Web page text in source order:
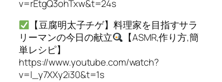
v=rEtgQ3ohTxw&t=24s
【豆腐明太子チゲ】料理家を目指すサラ
リーマンの今日の献立
【ASMR,作り方,簡
単レシピ】
https://www.youtube.com/watch?
v=l_y7XXy2i30&t=1s